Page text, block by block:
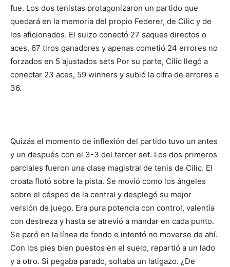
fue. Los dos tenistas protagonizaron un partido que
quedará en la memoria del propio Federer, de Cilic y de
los aficionados. El suizo conectó 27 saques directos o
aces, 67 tiros ganadores y apenas cometió 24 errores no
forzados en 5 ajustados sets Por su parte, Cilic llegó a
conectar 23 aces, 59 winners y subió la cifra de errores a
36.
Quizás el momento de inflexión del partido tuvo un antes
y un después con el 3-3 del tercer set. Los dos primeros
parciales fueron una clase magistral de tenis de Cilic. El
croata flotó sobre la pista. Se movió como los ángeles
sobre el césped de la central y desplegó su mejor
versión de juego. Era pura potencia con control, valentía
con destreza y hasta se atrevió a mandar en cada punto.
Se paró en la línea de fondo e intentó no moverse de ahí.
Con los pies bien puestos en el suelo, repartió a un lado
y a otro. Si pegaba parado, soltaba un latigazo. ¿De